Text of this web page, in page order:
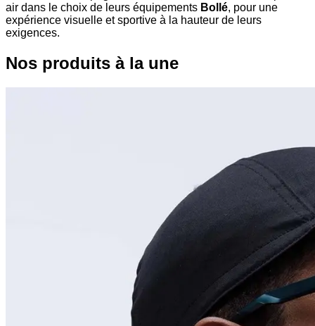
air dans le choix de leurs équipements Bollé, pour une
expérience visuelle et sportive à la hauteur de leurs
exigences.
Nos produits à la une